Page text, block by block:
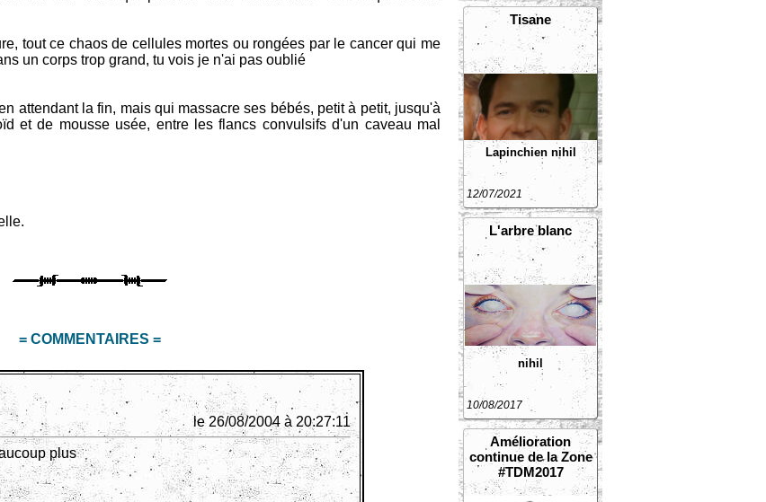
Tisane
Lapinchien nihil
12/07/2021
L'arbre blanc
nihil
10/08/2017
Amélioration
continue de la Zone
#TDM2017
tout ce chaos de cellules mortes ou rongées par le cancer qui me
un corps trop grand, tu vois je n'ai pas oublié
attendant la fin, mais qui massacre ses bébés, petit à petit, jusqu'à
et de mousse usée, entre les flancs convulsifs d'un caveau mal
= COMMENTAIRES =
le 26/08/2004 à 20:27:11
plus